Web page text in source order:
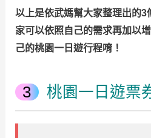
以上是依武媽幫大家整理出的3
家可以依照自己的需求再加以
己的桃園一日遊行程唷！
桃園一日遊票